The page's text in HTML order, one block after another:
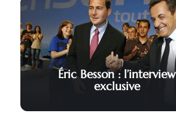
Éric Besson : l’interview
exclusive